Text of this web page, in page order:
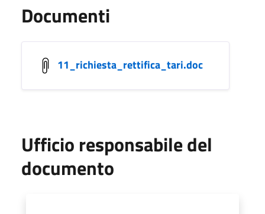
Documenti
11_richiesta_rettifica_tari.doc
Ufficio responsabile del
documento